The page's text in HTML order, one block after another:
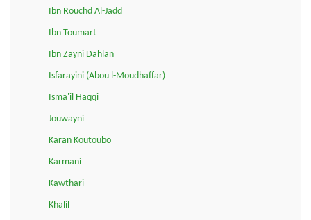
Ibn Rouchd Al-Jadd
Ibn Toumart
Ibn Zayni Dahlan
Isfarayini (Abou l-Moudhaffar)
Isma'il Haqqi
Jouwayni
Karan Koutoubo
Karmani
Kawthari
Khalil